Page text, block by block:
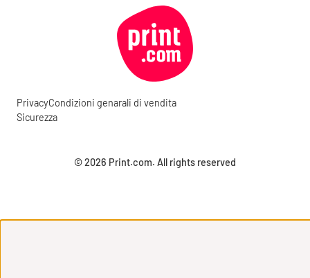
© 2026 Print.com. All rights reserved
PrivacyCondizioni genarali di vendita
Sicurezza